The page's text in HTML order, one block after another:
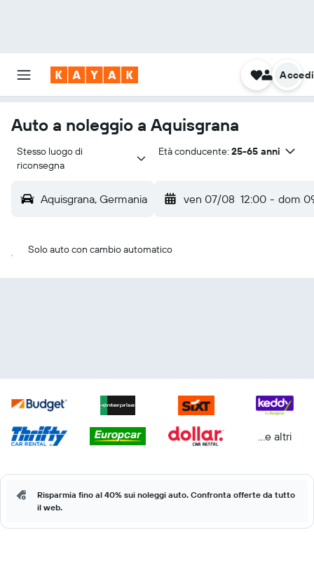
Accedi
Auto a noleggio a Aquisgrana
Stesso luogo di
riconsegna
Età conducente: 25-65 anni
Aquisgrana, Germania ven 07/08 12:00 - dom
Solo auto con cambio automatico
...e altri
Risparmia fino al 40% sui noleggi auto. Confronta offerte da tutto
il web.